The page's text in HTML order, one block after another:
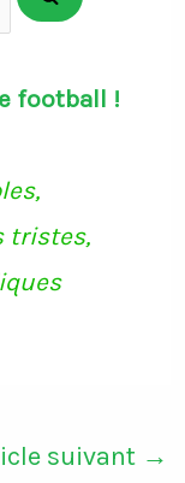
football !
tristes,
suivant →